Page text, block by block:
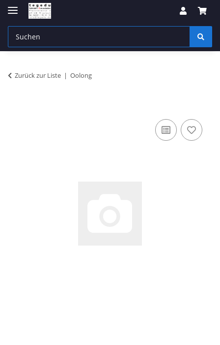
Zurück zur Liste Oolong